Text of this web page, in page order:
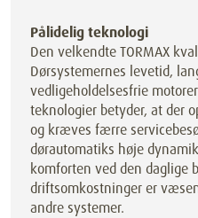
Pålidelig teknologi
Den velkendte TORMAX
Dørsystemernes levetid,
vedligeholdelsesfrie
teknologier betyder, at der
og kræves færre
dørautomatiks høje
komforten ved den daglige
driftsomkostninger er
andre systemer.